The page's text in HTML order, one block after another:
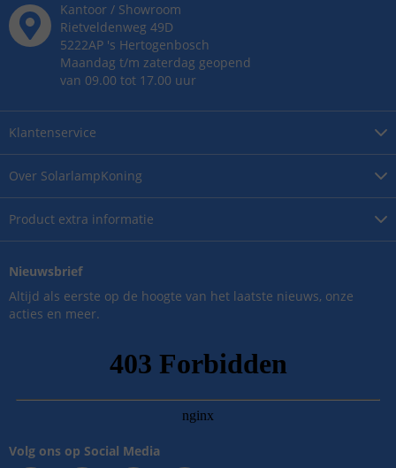
Over SolarlampKoning
Product extra informatie
Klantenservice
Kantoor / Showroom
Rietveldenweg 49D
5222AP 's Hertogenbosch
Maandag t/m zaterdag geopend
van 09.00 tot 17.00 uur
Nieuwsbrief
Altijd als eerste op de hoogte van het laatste nieuws, onze
acties en meer.
Volg ons op Social Media